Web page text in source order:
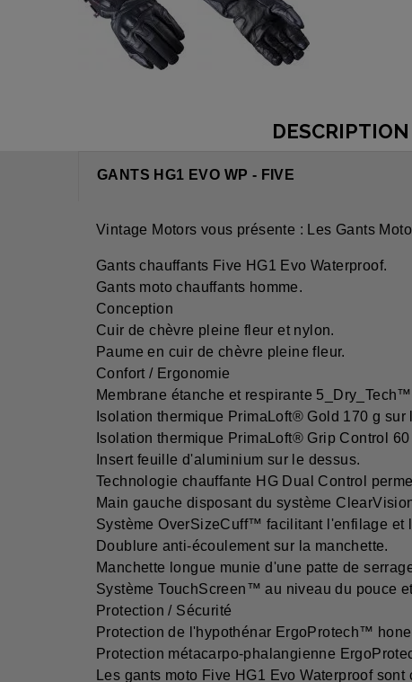
DESCRIPTION
GANTS HG1 EVO WP - FIVE
Vintage Motors vous présente : Les Gants
Gants chauffants Five HG1 Evo Waterproof.
Gants moto chauffants homme.
Conception
Cuir de chèvre pleine fleur et nylon.
Paume en cuir de chèvre pleine fleur.
Confort / Ergonomie
Membrane étanche et respirante
Isolation thermique PrimaLoft® Gold 170 g sur
Isolation thermique PrimaLoft® Grip Control
Insert feuille d'aluminium sur le dessus.
Technologie chauffante HG Dual Control
Main gauche disposant du système
Système OverSizeCuff™ facilitant l'enfilage et
Doublure anti-écoulement sur la manchette.
Manchette longue munie d'une patte de
Système TouchScreen™ au niveau du pouce
Protection / Sécurité
Protection de l'hypothénar ErgoProtech™
Protection métacarpo-phalangienne
Les gants moto Five HG1 Evo Waterproof